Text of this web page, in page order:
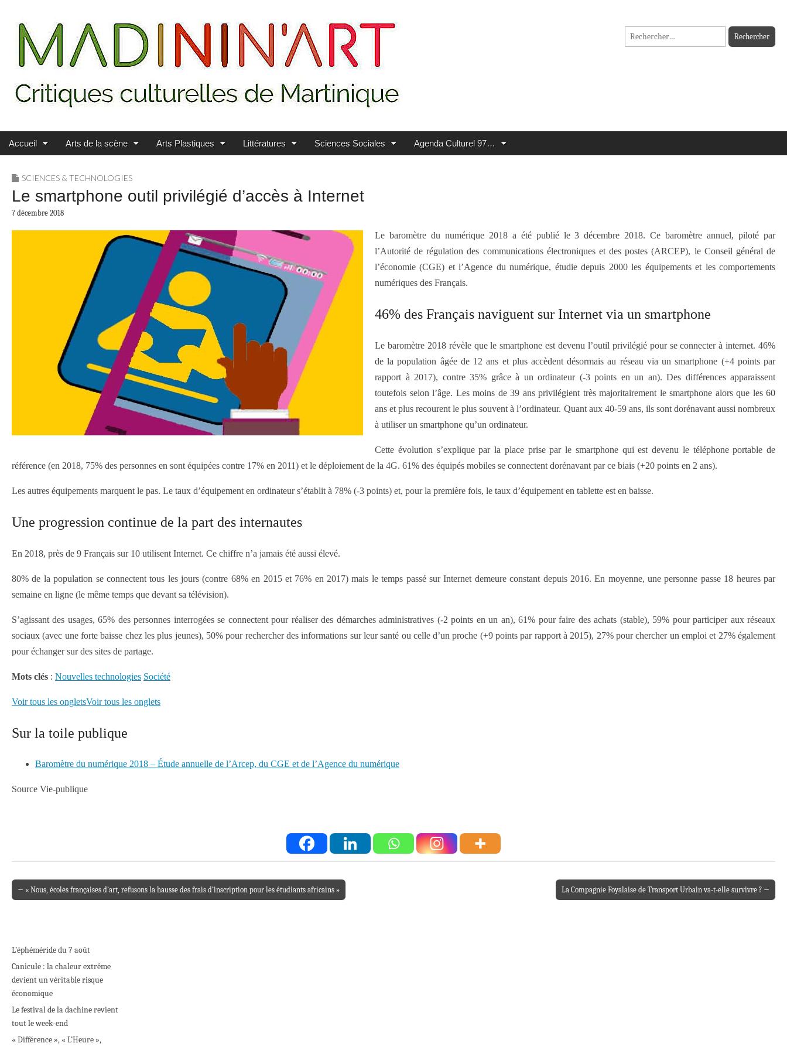
MADININ'ART
Rechercher :
Main menu
Skip to content
Accueil Arts de la scène Arts Plastiques Littératures Sciences Sociales Agenda Culturel 97…
SCIENCES & TECHNOLOGIES
Le smartphone outil privilégié d’accès à Internet
7 décembre 2018
Le baromètre du numérique 2018 a été publié le 3 décembre 2018. Ce baromètre annuel, piloté par
l’Autorité de régulation des communications électroniques et des postes (ARCEP), le Conseil général de
l’économie (CGE) et l’Agence du numérique, étudie depuis 2000 les équipements et les comportements
numériques des Français.
46% des Français naviguent sur Internet via un smartphone
Le baromètre 2018 révèle que le smartphone est devenu l’outil privilégié pour se connecter à internet. 46%
de la population âgée de 12 ans et plus accèdent désormais au réseau via un smartphone (+4 points par
rapport à 2017), contre 35% grâce à un ordinateur (-3 points en un an). Des différences apparaissent
toutefois selon l’âge. Les moins de 39 ans privilégient très majoritairement le smartphone alors que les 60
ans et plus recourent le plus souvent à l’ordinateur. Quant aux 40-59 ans, ils sont dorénavant aussi nombreux
à utiliser un smartphone qu’un ordinateur.
Cette évolution s’explique par la place prise par le smartphone qui est devenu le téléphone portable de
référence (en 2018, 75% des personnes en sont équipées contre 17% en 2011) et le déploiement de la 4G. 61% des équipés mobiles se connectent dorénavant par ce biais (+20 points en 2 ans).
Les autres équipements marquent le pas. Le taux d’équipement en ordinateur s’établit à 78% (-3 points) et, pour la première fois, le taux d’équipement en tablette est en baisse.
Une progression continue de la part des internautes
En 2018, près de 9 Français sur 10 utilisent Internet. Ce chiffre n’a jamais été aussi élevé.
80% de la population se connectent tous les jours (contre 68% en 2015 et 76% en 2017) mais le temps passé sur Internet demeure constant depuis 2016. En moyenne, une personne passe 18 heures par
semaine en ligne (le même temps que devant sa télévision).
S’agissant des usages, 65% des personnes interrogées se connectent pour réaliser des démarches administratives (-2 points en un an), 61% pour faire des achats (stable), 59% pour participer aux réseaux
sociaux (avec une forte baisse chez les plus jeunes), 50% pour rechercher des informations sur leur santé ou celle d’un proche (+9 points par rapport à 2015), 27% pour chercher un emploi et 27% également
pour échanger sur des sites de partage.
Mots clés : Nouvelles technologies Société
Voir tous les ongletsVoir tous les onglets
Sur la toile publique
Baromètre du numérique 2018 – Étude annuelle de l’Arcep, du CGE et de l’Agence du numérique
Source Vie-publique
Post navigation
← « Nous, écoles françaises d’art, refusons la hausse des frais d’inscription pour les étudiants africains » La Compagnie Foyalaise de Transport Urbain va-t-elle survivre ? →
L’éphéméride du 7 août
Canicule : la chaleur extrême
devient un véritable risque
économique
Le festival de la dachine revient
tout le week-end
« Différence », « L’Heure »,